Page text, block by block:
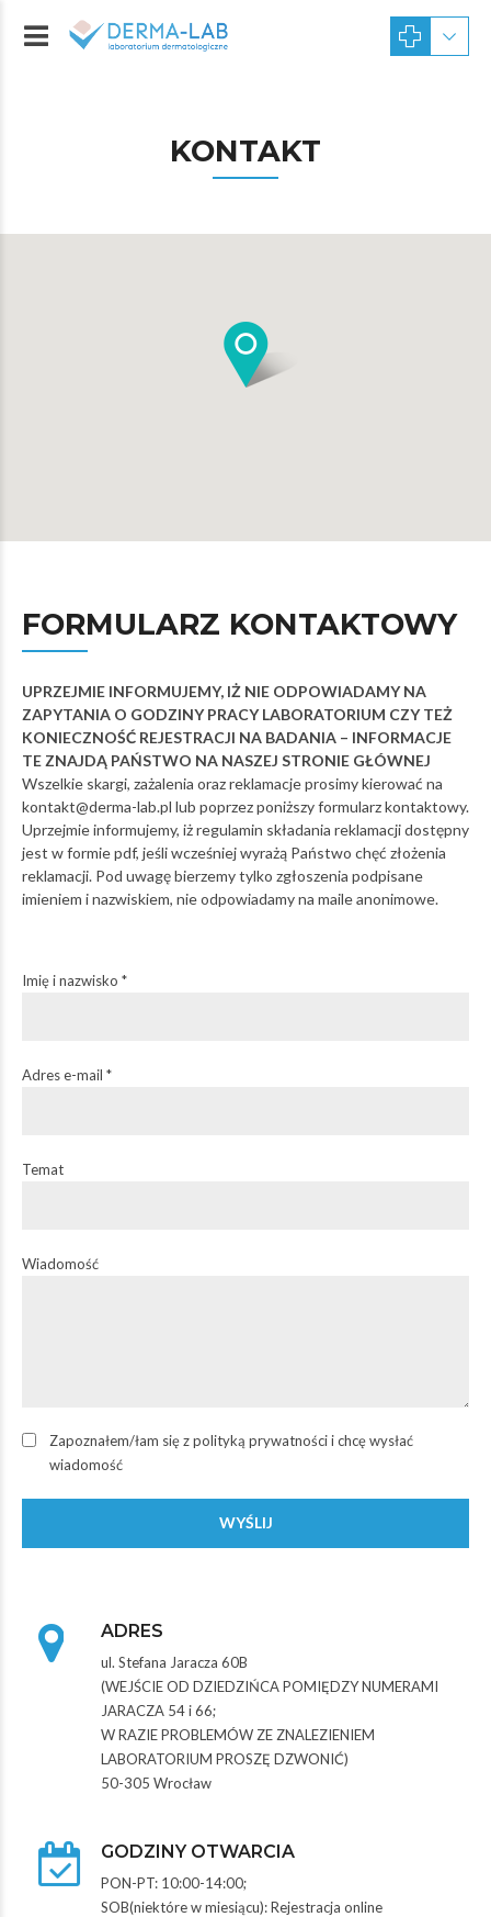
KONTAKT
FORMULARZ KONTAKTOWY
UPRZEJMIE INFORMUJEMY, IŻ NIE ODPOWIADAMY NA
ZAPYTANIA O GODZINY PRACY LABORATORIUM CZY TEŻ
KONIECZNOŚĆ REJESTRACJI NA BADANIA – INFORMACJE
TE ZNAJDĄ PAŃSTWO NA NASZEJ STRONIE GŁÓWNEJ
Wszelkie skargi, zażalenia oraz reklamacje prosimy kierować na
kontakt@derma-lab.pl lub poprzez poniższy formularz kontaktowy.
Uprzejmie informujemy, iż regulamin składania reklamacji dostępny
jest w formie pdf, jeśli wcześniej wyrażą Państwo chęć złożenia
reklamacji. Pod uwagę bierzemy tylko zgłoszenia podpisane
imieniem i nazwiskiem, nie odpowiadamy na maile anonimowe.
Imię i nazwisko *
Adres e-mail *
Temat
Wiadomość
Zapoznałem/łam się zpolityką prywatnościi chcę wysłać
wiadomość
ADRES
ul. Stefana Jaracza 60B
(WEJŚCIE OD DZIEDZIŃCA POMIĘDZY NUMERAMI
JARACZA 54 i 66;
W RAZIE PROBLEMÓW ZE ZNALEZIENIEM
LABORATORIUM PROSZĘ DZWONIĆ)
50-305 Wrocław
GODZINY OTWARCIA
PON-PT: 10:00-14:00;
SOB(niektóre w miesiącu): Rejestracja online